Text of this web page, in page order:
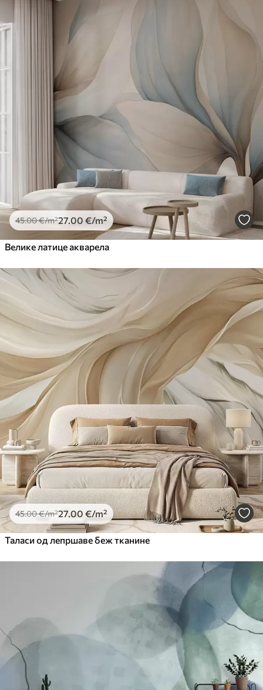
45.00€/m²27 .00 €/m²
Велике латице акварела
45.00€/m²27 .00 €/m²
Таласи од лепршаве беж тканине